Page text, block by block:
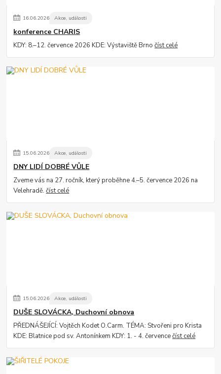
16.06.2026 Akce, události
konference CHARIS
KDY: 8.–12. července 2026 KDE: Výstaviště Brnočíst celé
15.06.2026 Akce, události
DNY LIDÍ DOBRÉ VŮLE
Zveme vás na 27. ročník, který proběhne 4.–5. července 2026 na
Velehradě.číst celé
15.06.2026 Akce, události
DUŠE SLOVÁCKA, Duchovní obnova
PŘEDNÁŠEJÍCÍ: Vojtěch Kodet O.Carm. TÉMA: Stvořeni pro Krista
KDE: Blatnice pod sv. Antonínkem KDY: 1. - 4. červencečíst celé